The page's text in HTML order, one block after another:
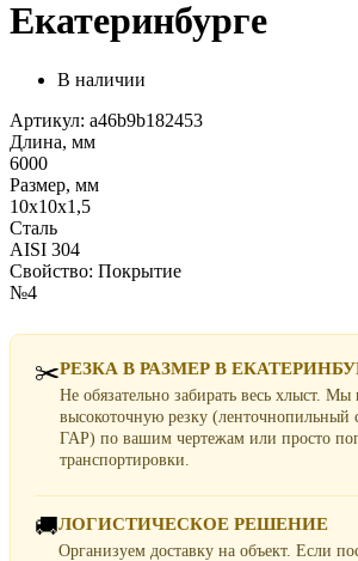
Екатеринбурге
В наличии
Артикул: a46b9b182453
Длина, мм
6000
Размер, мм
10х10х1,5
Сталь
AISI 304
Свойство: Покрытие
№4
✂️РЕЗКА В РАЗМЕР В
Не обязательно забирать весь хлыст.
высокоточную резку (ленточнопильный
ГАР) по вашим чертежам или просто
транспортировки.
🚚ЛОГИСТИЧЕСКОЕ РЕШЕНИЕ
Организуем доставку на объект. Если